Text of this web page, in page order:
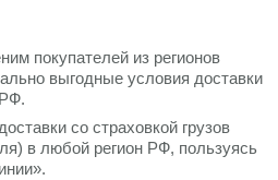
покупателей из регионов
выгодные условия доставки
со страховкой грузов
в любой регион РФ, пользуясь